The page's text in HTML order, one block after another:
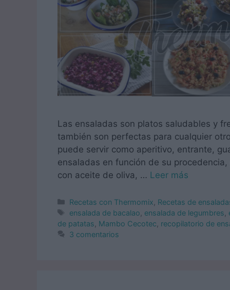
Las ensaladas son platos saludables y
también son perfectas para cualquier
puede servir como aperitivo, entrante,
ensaladas en función de su
con aceite de oliva, … Leer más
Categorías
Recetas con Thermomix Recetas de
Etiquetas
ensalada de bacalao ensalada de legumbres
de patatas Mambo Cecotec recopilatorio de
3 comentarios